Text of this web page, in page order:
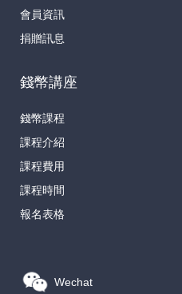
會員資訊
捐贈訊息
錢幣講座
錢幣課程
課程介紹
課程費用
課程時間
報名表格
Wechat